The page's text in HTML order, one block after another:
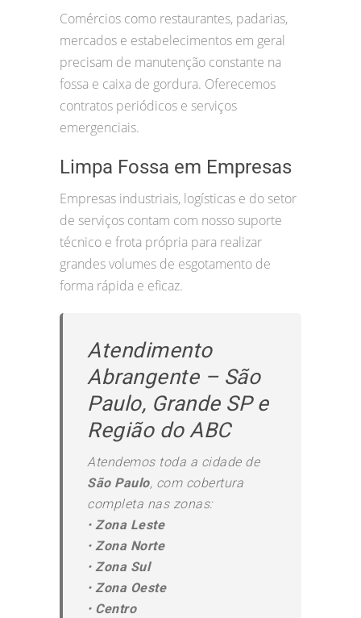
Comércios como restaurantes, padarias,
mercados e estabelecimentos em geral
precisam de manutenção constante na
fossa e caixa de gordura. Oferecemos
contratos periódicos e serviços
emergenciais.
Limpa Fossa em Empresas
Empresas industriais, logísticas e do setor
de serviços contam com nosso suporte
técnico e frota própria para realizar
grandes volumes de esgotamento de
forma rápida e eficaz.
Atendimento
Abrangente – São
Paulo, Grande SP e
Região do ABC
Atendemos toda a cidade de
São Paulo, com cobertura
completa nas zonas:
• Zona Leste
• Zona Norte
• Zona Sul
• Zona Oeste
• Centro